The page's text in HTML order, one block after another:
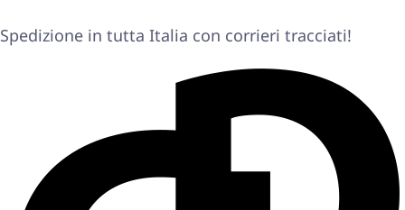
Spedizione in tutta Italia con corrieri tracciati!